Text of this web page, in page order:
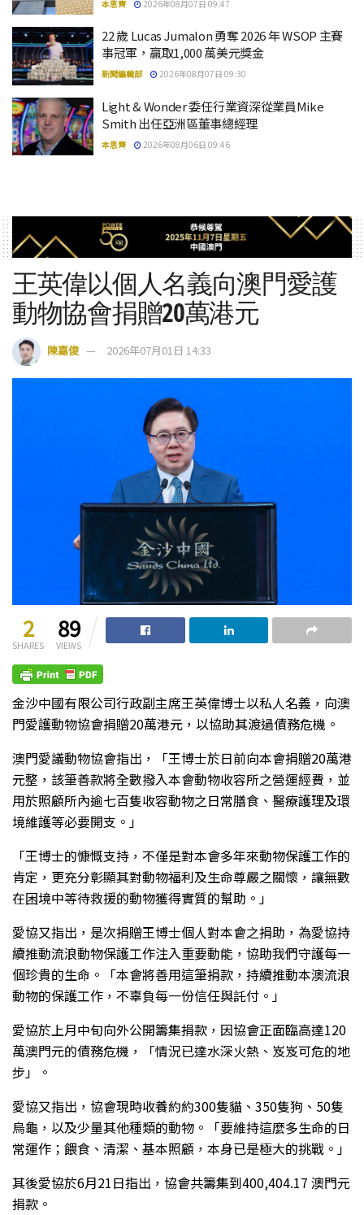
本思齊 2026年08月07日 09:47
22 歲 Lucas Jumalon 勇奪 2026 年 WSOP 主賽
事冠軍，贏取1,000 萬美元獎金
新聞編輯部 2026年08月07日 09:30
Light & Wonder 委任行業資深從業員Mike
Smith 出任亞洲區董事總經理
本思齊 2026年08月06日 09:46
王英偉以個人名義向澳門愛護
動物協會捐贈20萬港元
陳嘉俊 2026年07月01日 14:33
2
SHARES
89
VIEWS
金沙中國有限公司行政副主席王英偉博士以私人名義，向澳
門愛護動物協會捐贈20萬港元，以協助其渡過債務危機。
澳門愛議動物協會指出，「王博士於日前向本會捐贈20萬港
元整，該筆善款將全數撥入本會動物收容所之營運經費，並
用於照顧所內逾七百隻收容動物之日常膳食、醫療護理及環
境維護等必要開支。」
「王博士的慷慨支持，不僅是對本會多年來動物保護工作的
肯定，更充分彰顯其對動物福利及生命尊嚴之關懷，讓無數
在困境中等待救援的動物獲得實質的幫助。」
愛協又指出，是次捐贈王博士個人對本會之捐助，為愛協持
續推動流浪動物保護工作注入重要動能，協助我們守護每一
個珍貴的生命。「本會將善用這筆捐款，持續推動本澳流浪
動物的保護工作，不辜負每一份信任與託付。」
愛協於上月中旬向外公開籌集捐款，因協會正面臨高達120
萬澳門元的債務危機，「情況已達水深火熱、岌岌可危的地
步」。
愛協又指出，協會現時收養約約300隻貓、350隻狗、50隻
烏龜，以及少量其他種類的動物。「要維持這麼多生命的日
常運作；餵食、清潔、基本照顧，本身已是極大的挑戰。」
其後愛協於6月21日指出，協會共籌集到400,404.17 澳門元
捐款。